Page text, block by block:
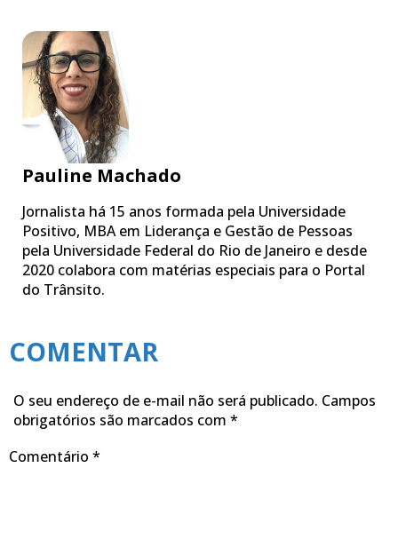
Pauline Machado
Jornalista há 15 anos formada pela Universidade
Positivo, MBA em Liderança e Gestão de Pessoas
pela Universidade Federal do Rio de Janeiro e desde
2020 colabora com matérias especiais para o Portal
do Trânsito.
COMENTAR
O seu endereço de e-mail não será publicado. Campos
obrigatórios são marcados com *
Comentário *